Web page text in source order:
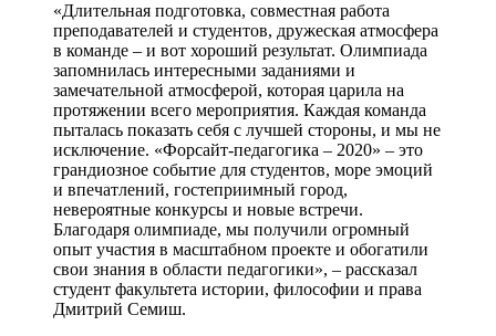
«Длительная подготовка, совместная работа
преподавателей и студентов, дружеская атмосфера
в команде – и вот хороший результат. Олимпиада
запомнилась интересными заданиями и
замечательной атмосферой, которая царила на
протяжении всего мероприятия. Каждая команда
пыталась показать себя с лучшей стороны, и мы не
исключение. «Форсайт-педагогика – 2020» – это
грандиозное событие для студентов, море эмоций
и впечатлений, гостеприимный город,
невероятные конкурсы и новые встречи.
Благодаря олимпиаде, мы получили огромный
опыт участия в масштабном проекте и обогатили
свои знания в области педагогики», – рассказал
студент факультета истории, философии и права
Дмитрий Семиш.